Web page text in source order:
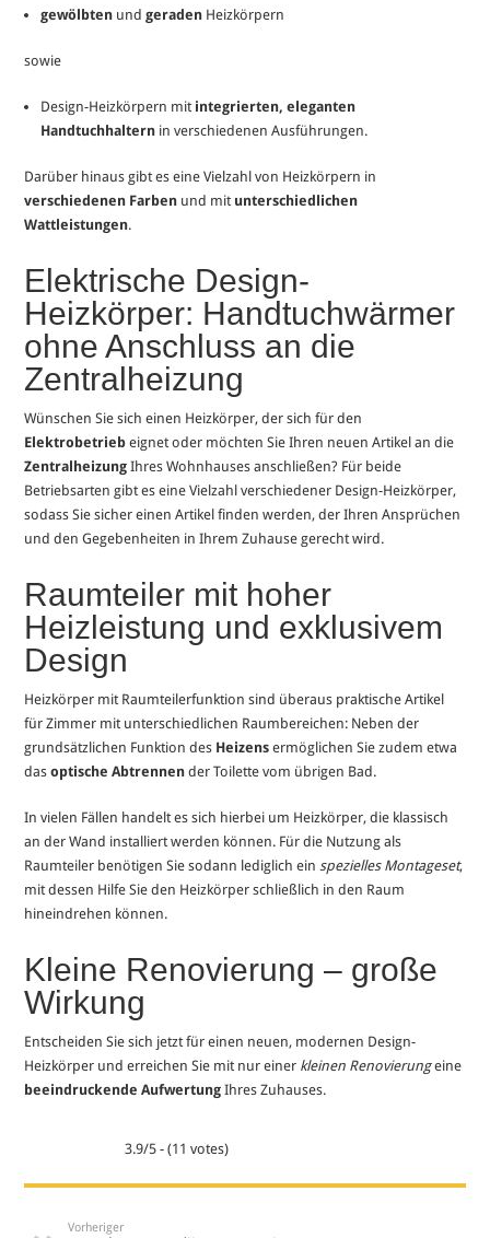
gewölbten undgeraden Heizkörpern
sowie
Design-Heizkörpern mit integrierten, eleganten
Handtuchhaltern in verschiedenen Ausführungen.
Darüber hinaus gibt es eine Vielzahl von Heizkörpern in
verschiedenen Farben und mit unterschiedlichen
Wattleistungen.
Elektrische Design-
Heizkörper: Handtuchwärmer
ohne Anschluss an die
Zentralheizung
Wünschen Sie sich einen Heizkörper, der sich für den
Elektrobetrieb eignet oder möchten Sie Ihren neuen Artikel an die
Zentralheizung Ihres Wohnhauses anschließen? Für beide
Betriebsarten gibt es eine Vielzahl verschiedener Design-Heizkörper,
sodass Sie sicher einen Artikel finden werden, der Ihren Ansprüchen
und den Gegebenheiten in Ihrem Zuhause gerecht wird.
Raumteiler mit hoher
Heizleistung und exklusivem
Design
Heizkörper mit Raumteilerfunktion sind überaus praktische Artikel
für Zimmer mit unterschiedlichen Raumbereichen: Neben der
grundsätzlichen Funktion des Heizens ermöglichen Sie zudem etwa
dasoptische Abtrennen der Toilette vom übrigen Bad.
In vielen Fällen handelt es sich hierbei um Heizkörper, die klassisch
an der Wand installiert werden können. Für die Nutzung als
Raumteiler benötigen Sie sodann lediglich einspezielles Montageset,
mit dessen Hilfe Sie den Heizkörper schließlich in den Raum
hineindrehen können.
Kleine Renovierung – große
Wirkung
Entscheiden Sie sich jetzt für einen neuen, modernen Design-
Heizkörper und erreichen Sie mit nur einer kleinen Renovierungeine
beeindruckende Aufwertung Ihres Zuhauses.
3.9/5 - (11 votes)
Vorheriger